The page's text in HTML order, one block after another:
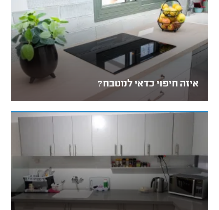
איזה חיפוי כדאי למטבח?